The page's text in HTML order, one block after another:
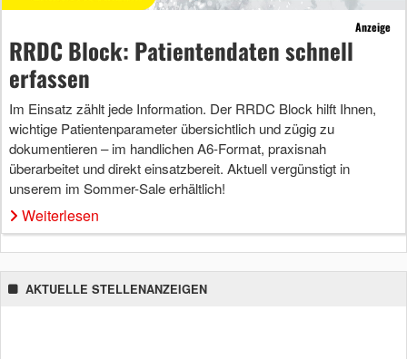
Anzeige
RRDC Block: Patientendaten schnell
erfassen
Im Einsatz zählt jede Information. Der RRDC Block hilft Ihnen,
wichtige Patientenparameter übersichtlich und zügig zu
dokumentieren – im handlichen A6-Format, praxisnah
überarbeitet und direkt einsatzbereit. Aktuell vergünstigt in
unserem im Sommer-Sale erhältlich!
Weiterlesen
AKTUELLE STELLENANZEIGEN